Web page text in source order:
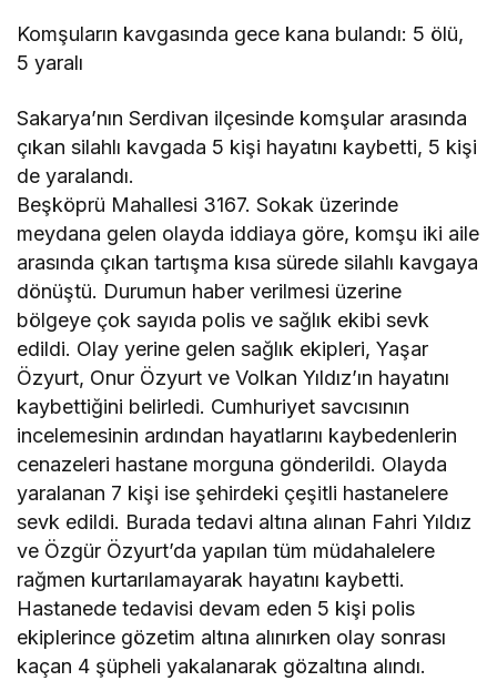
Komşuların kavgasında gece kana bulandı: 5 ölü,
5 yaralı
Sakarya’nın Serdivan ilçesinde komşular arasında
çıkan silahlı kavgada 5 kişi hayatını kaybetti, 5 kişi
de yaralandı.
Beşköprü Mahallesi 3167. Sokak üzerinde
meydana gelen olayda iddiaya göre, komşu iki aile
arasında çıkan tartışma kısa sürede silahlı kavgaya
dönüştü. Durumun haber verilmesi üzerine
bölgeye çok sayıda polis ve sağlık ekibi sevk
edildi. Olay yerine gelen sağlık ekipleri, Yaşar
Özyurt, Onur Özyurt ve Volkan Yıldız’ın hayatını
kaybettiğini belirledi. Cumhuriyet savcısının
incelemesinin ardından hayatlarını kaybedenlerin
cenazeleri hastane morguna gönderildi. Olayda
yaralanan 7 kişi ise şehirdeki çeşitli hastanelere
sevk edildi. Burada tedavi altına alınan Fahri Yıldız
ve Özgür Özyurt’da yapılan tüm müdahalelere
rağmen kurtarılamayarak hayatını kaybetti.
Hastanede tedavisi devam eden 5 kişi polis
ekiplerince gözetim altına alınırken olay sonrası
kaçan 4 şüpheli yakalanarak gözaltına alındı.